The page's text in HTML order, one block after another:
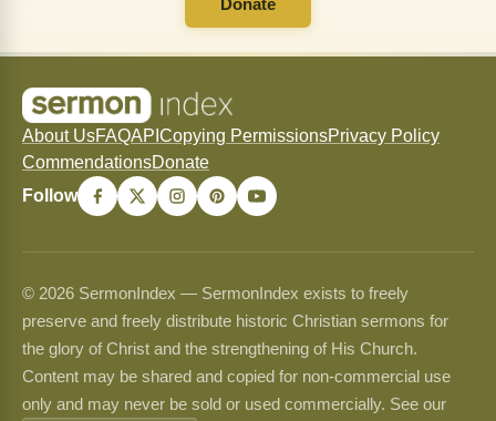
Donate
About UsFAQAPI Copying PermissionsPrivacy Policy
CommendationsDonate
Follow
© 2026 SermonIndex — SermonIndex exists to freely
preserve and freely distribute historic Christian sermons for
the glory of Christ and the strengthening of His Church.
Content may be shared and copied for non-commercial use
only and may never be sold or used commercially. See our